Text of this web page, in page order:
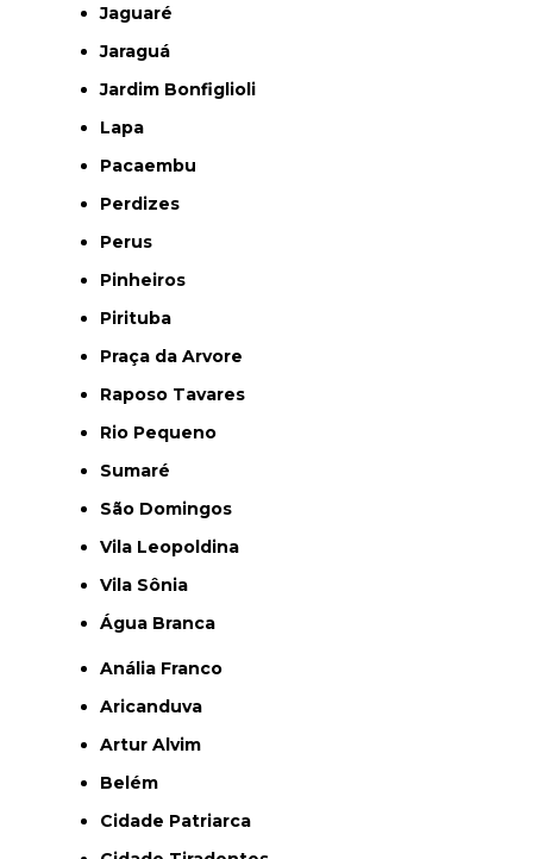
Jaguaré
Jaraguá
Jardim Bonfiglioli
Lapa
Pacaembu
Perdizes
Perus
Pinheiros
Pirituba
Praça da Arvore
Raposo Tavares
Rio Pequeno
Sumaré
São Domingos
Vila Leopoldina
Vila Sônia
Água Branca
Anália Franco
Aricanduva
Artur Alvim
Belém
Cidade Patriarca